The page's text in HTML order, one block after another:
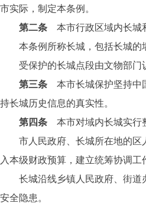
市实际，制定本条例。
第二条 本市行政区域内长城
本条例所称长城，包括长城的
受保护的长城点段由文物部门
第三条 本市长城保护坚持中
持长城历史信息的真实性。
第四条 本市对域内长城实行
市人民政府、长城所在地的区人
入本级财政预算，建立统筹协调工
长城沿线乡镇人民政府、街道办
安全隐患。